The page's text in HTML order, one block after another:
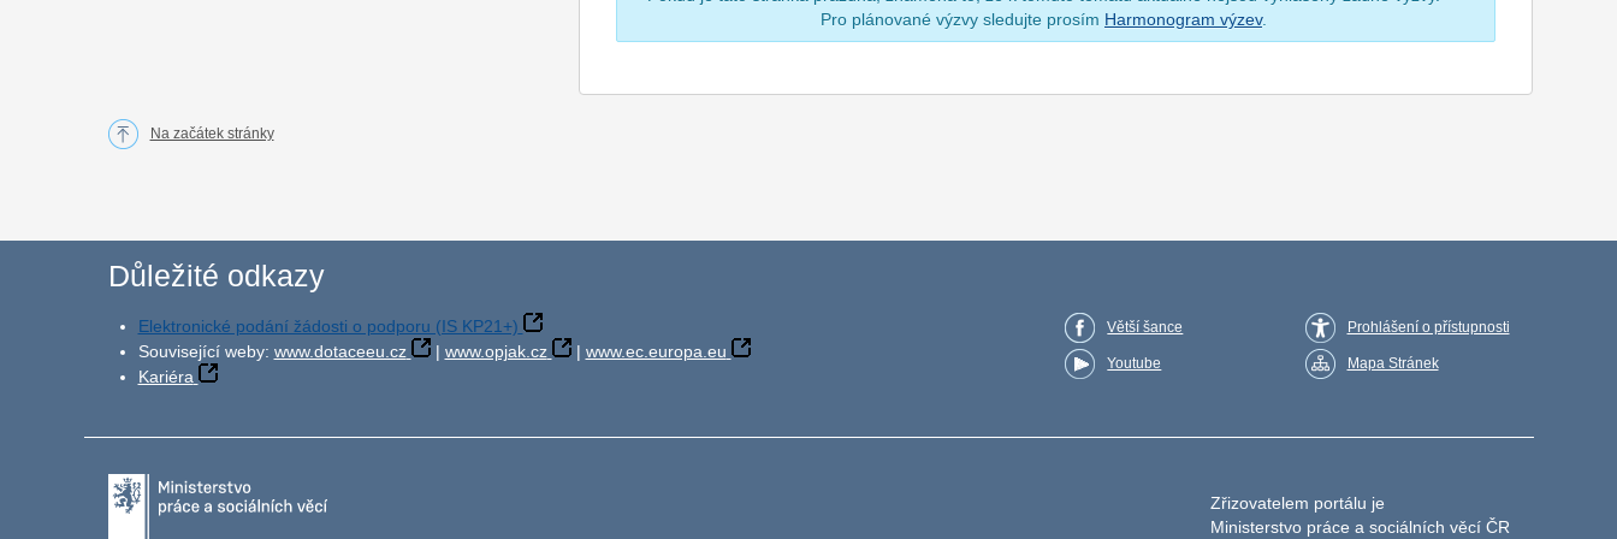
Pro plánované výzvy sledujte prosím Harmonogram výzev.
Na začátek stránky
Důležité odkazy
Elektronické podání žádosti o podporu (IS KP21+)
Související weby: www.dotaceeu.cz | www.opjak.cz | www.ec.europa.eu
Kariéra
Větší šance
Youtube
Prohlášení o přístupnosti
Mapa Stránek
Zřizovatelem portálu je
Ministerstvo práce a sociálních věcí ČR